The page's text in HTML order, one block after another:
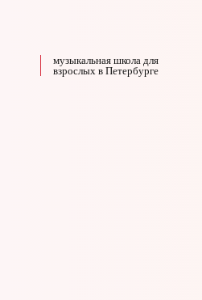
музыкальная школа для
взрослых в Петербурге